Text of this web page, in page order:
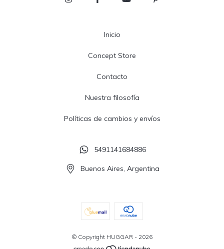
Inicio
Concept Store
Contacto
Nuestra filosofía
Políticas de cambios y envíos
5491141684886
Buenos Aires, Argentina
© Copyright HUGGAR - 2026